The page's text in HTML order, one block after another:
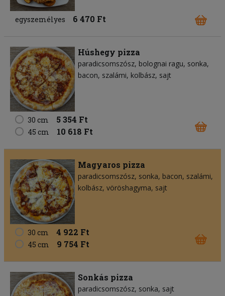
egyszemélyes 6 470 Ft
Húshegy pizza
paradicsomszósz bolognai ragu sonka
bacon szalámi kolbász sajt
30 cm 5 354 Ft
45 cm 10 618 Ft
Magyaros pizza
paradicsomszósz sonka bacon szalámi
kolbász vöröshagyma sajt
30 cm 4 922 Ft
45 cm 9 754 Ft
Sonkás pizza
paradicsomszósz sonka sajt